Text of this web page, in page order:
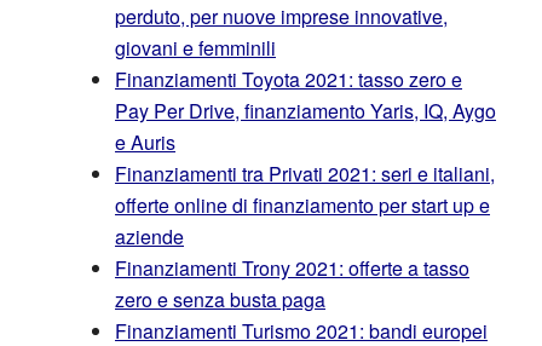
perduto, per nuove imprese innovative,
giovani e femminili
Finanziamenti Toyota 2021: tasso zero e
Pay Per Drive, finanziamento Yaris, IQ, Aygo
e Auris
Finanziamenti tra Privati 2021: seri e italiani,
offerte online di finanziamento per start up e
aziende
Finanziamenti Trony 2021: offerte a tasso
zero e senza busta paga
Finanziamenti Turismo 2021: bandi europei